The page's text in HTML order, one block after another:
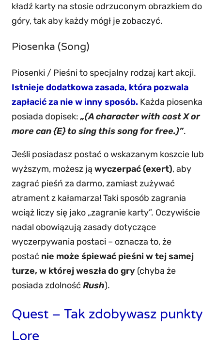
kładź karty na stosie odrzuconym obrazkiem do
góry, tak aby każdy mógł je zobaczyć.
Piosenka (Song)
Piosenki / Pieśni to specjalny rodzaj kart akcji.
Istnieje dodatkowa zasada, która pozwala
zapłacić za nie w inny sposób. Każda piosenka
posiada dopisek: „(A character with cost X or
more can {E} to sing this song for free.)”.
Jeśli posiadasz postać o wskazanym koszcie lub
wyższym, możesz ją wyczerpać (exert), aby
zagrać pieśń za darmo, zamiast zużywać
atrament z kałamarza! Taki sposób zagrania
wciąż liczy się jako „zagranie karty”. Oczywiście
nadal obowiązują zasady dotyczące
wyczerpywania postaci – oznacza to, że
postać nie może śpiewać pieśni w tej samej
turze, w której weszła do gry (chyba że
posiada zdolność Rush).
Quest – Tak zdobywasz punkty
Lore